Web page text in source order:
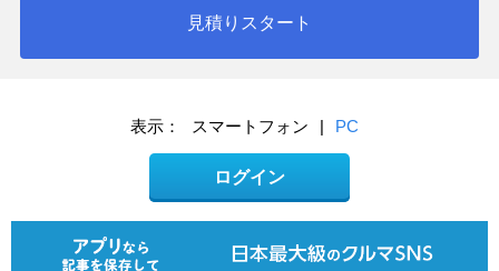
見積りスタート
表示： スマートフォン | PC
ログイン